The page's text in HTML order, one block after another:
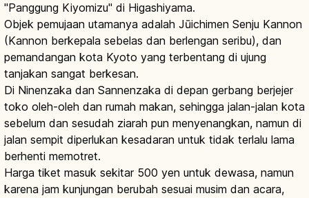
"Panggung Kiyomizu" di Higashiyama.
Objek pemujaan utamanya adalah Jūichimen Senju Kannon
(Kannon berkepala sebelas dan berlengan seribu), dan
pemandangan kota Kyoto yang terbentang di ujung
tanjakan sangat berkesan.
Di Ninenzaka dan Sannenzaka di depan gerbang berjejer
toko oleh-oleh dan rumah makan, sehingga jalan-jalan kota
sebelum dan sesudah ziarah pun menyenangkan, namun di
jalan sempit diperlukan kesadaran untuk tidak terlalu lama
berhenti memotret.
Harga tiket masuk sekitar 500 yen untuk dewasa, namun
karena jam kunjungan berubah sesuai musim dan acara,